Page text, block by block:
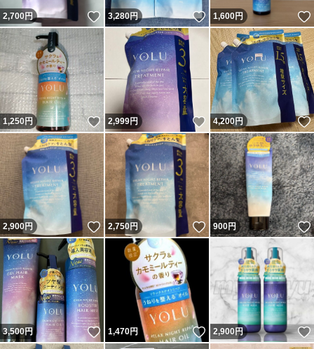
2,700円 いいね！
3,280円 いいね！
1,600円
1,250円 いいね！
2,999円 いいね！
4,200円
2,900円 いいね！
2,750円 いいね！
900円
3,500円 いいね！
1,470円 いいね！
2,900円